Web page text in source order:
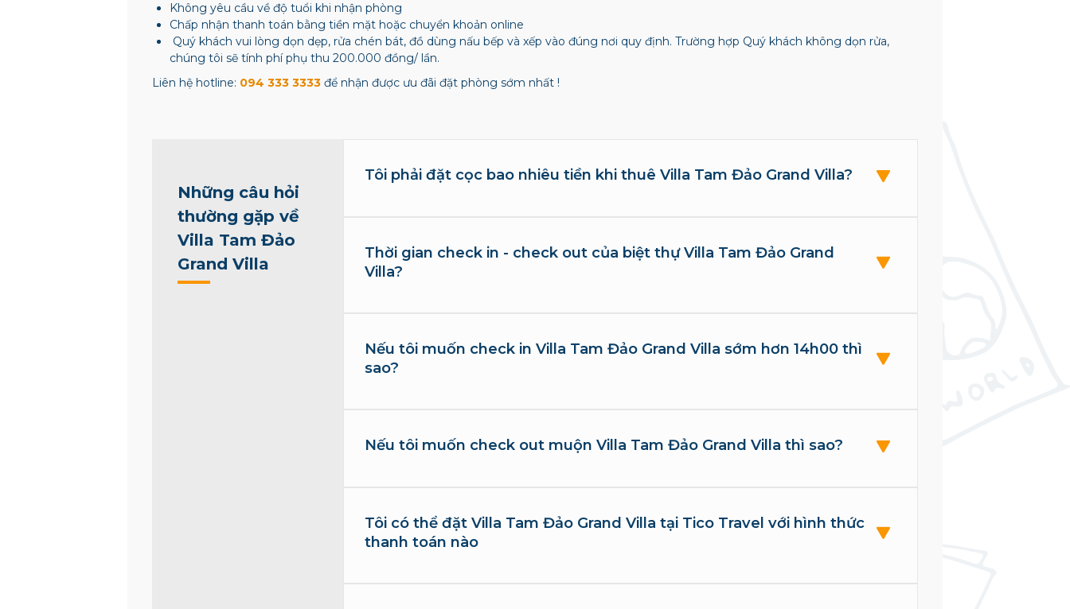
Không yêu cầu về độ tuổi khi nhận phòng
Chấp nhận thanh toán bằng tiền mặt hoặc chuyển khoản online
Quý khách vui lòng dọn dẹp, rửa chén bát, đồ dùng nấu bếp và xếp vào đúng nơi quy định. Trường hợp Quý khách không dọn rửa,
chúng tôi sẽ tính phí phụ thu 200.000 đồng/ lần.
Liên hệ hotline: 094 333 3333để nhận được ưu đãi đặt phòng sớm nhất !
Những câu hỏi
thường gặp về
Villa Tam Đảo
Grand Villa
Tôi phải đặt cọc bao nhiêu tiền khi thuê Villa Tam Đảo Grand Villa?
Thời gian check in - check out của biệt thự Villa Tam Đảo Grand
Villa?
Nếu tôi muốn check in Villa Tam Đảo Grand Villa sớm hơn 14h00 thì
sao?
Nếu tôi muốn check out muộn Villa Tam Đảo Grand Villa thì sao?
Tôi có thể đặt Villa Tam Đảo Grand Villa tại Tico Travel với hình thức
thanh toán nào